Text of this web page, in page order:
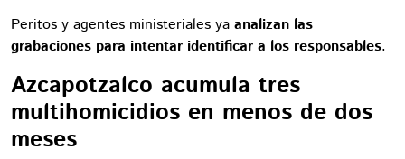
Peritos y agentes ministeriales ya analizan las
grabaciones para intentar identificar a los responsables.
Azcapotzalco acumula tres
multihomicidios en menos de dos
meses